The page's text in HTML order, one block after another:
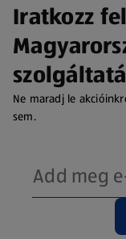
Iratkozz
Ne maradj le
sem.